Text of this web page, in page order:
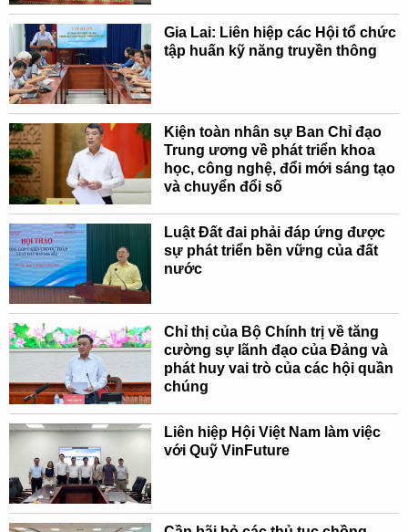
Gia Lai: Liên hiệp các Hội tổ chức
tập huấn kỹ năng truyền thông
Kiện toàn nhân sự Ban Chỉ đạo
Trung ương về phát triển khoa
học, công nghệ, đổi mới sáng tạo
và chuyển đổi số
Luật Đất đai phải đáp ứng được
sự phát triển bền vững của đất
nước
Chỉ thị của Bộ Chính trị về tăng
cường sự lãnh đạo của Đảng và
phát huy vai trò của các hội quần
chúng
Liên hiệp Hội Việt Nam làm việc
với Quỹ VinFuture